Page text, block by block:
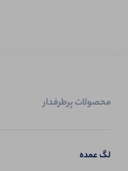
محصولات پرطرفدار
لگ عمده